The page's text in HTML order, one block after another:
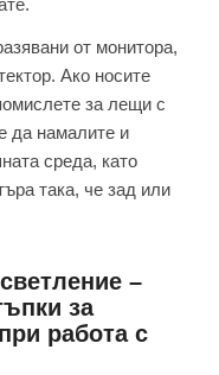
от монитора,
Ако носите
за лещи с
да намалите и
среда, като
така, че зад или
–
за
работа с